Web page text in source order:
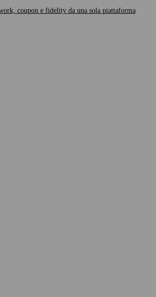
coupon e fidelity da una sola piattaforma